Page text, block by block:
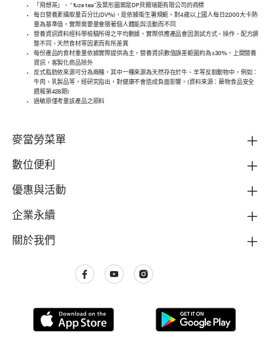
「飛想茶」、 “ fuze tea ”及葉形圖案是DP貝爾瑞鉅有限公司的商標
每日營養素攝取量百分比(DV%)，是依據衛生署規範，對4歲以上國人每日2,000大卡熱
量為基準值，實際需要量會隨著個人體能與活動而不同
營養資訊資料經科學檢驗所得之平均數據，實際供應產品會因測試方式、操作、配方調
整不同、天然食材等因素而有所差異
每份產品的食材重量依據實際提供為主，營養資訊數值誤差範圍約為±30%。上開營養
資訊，客製化商品除外
反式脂肪依來源可分為兩種，其中一種來源為天然存在於牛、羊等反芻動物中，例如：
牛肉、乳製品等，經研究指出，對健康不會造成負面影響。(資料來源：藥物食品安全
週報第428期)
過敏原僅考量該產品之原料
麥當勞菜單
數位便利
優惠與活動
企業永續
關於我們